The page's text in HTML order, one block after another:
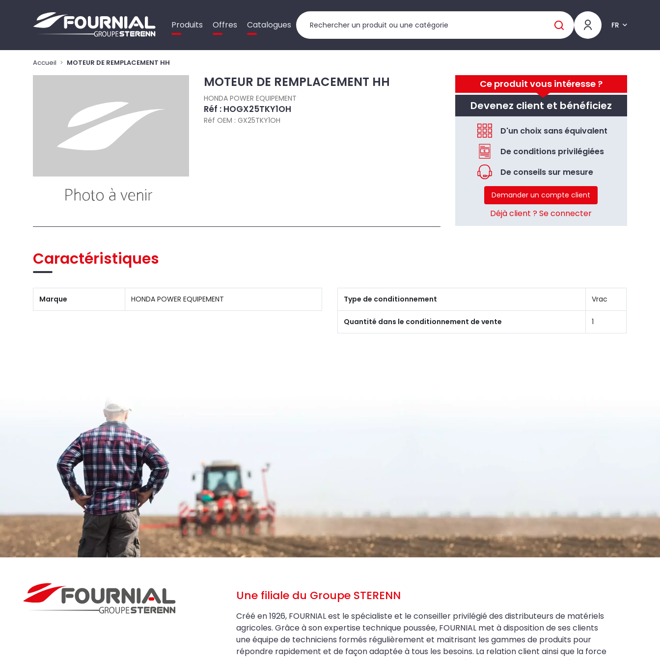
Produits Offres Catalogues FR
Accueil MOTEUR DE REMPLACEMENT HH
Ce produit vous intéresse ?
Devenez client et bénéficiez
D'un choix sans équivalent
De conditions privilégiées
De conseils sur mesure
Demander un compte client
Déjà client ? Se connecter
MOTEUR DE REMPLACEMENT HH
HONDA POWER EQUIPEMENT
Réf : HOGX25TKY1OH
Réf OEM : GX25TKY1OH
Caractéristiques
Marque HONDA POWER EQUIPEMENT Type de conditionnement Vrac
Quantité dans le conditionnement de vente 1
Une filiale du Groupe STERENN
Créé en 1926, FOURNIAL est le spécialiste et le conseiller privilégié des distributeurs de matériels
agricoles. Grâce à son expertise technique poussée, FOURNIAL met à disposition de ses clients
une équipe de techniciens formés régulièrement et maitrisant les gammes de produits pour
répondre rapidement et de façon adaptée à tous les besoins. La relation client ainsi que la force